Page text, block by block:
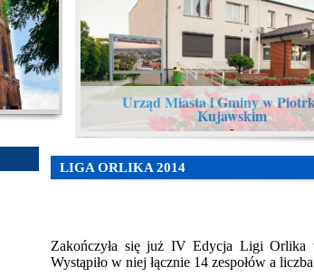
Urząd Miasta i Gminy w
Kujawskim
-
LIGA ORLIKA 2014
Zakończyła się już IV Edycja Ligi Orlika
Wystąpiło w niej łącznie 14 zespołów a